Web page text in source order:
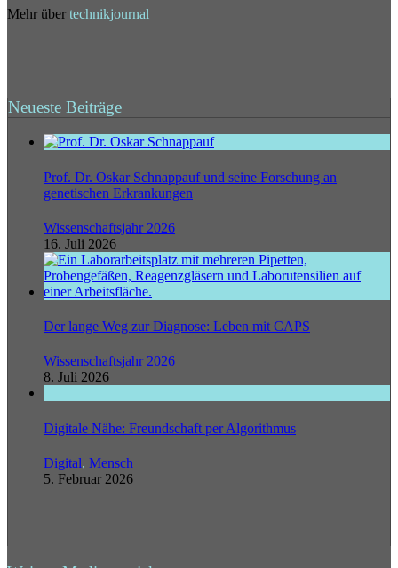
Mehr über technikjournal
Neueste Beiträge
Prof. Dr. Oskar Schnappauf und seine Forschung an
genetischen Erkrankungen
Wissenschaftsjahr 2026
16. Juli 2026
Der lange Weg zur Diagnose: Leben mit CAPS
Wissenschaftsjahr 2026
8. Juli 2026
Digitale Nähe: Freundschaft per Algorithmus
Digital, Mensch
5. Februar 2026